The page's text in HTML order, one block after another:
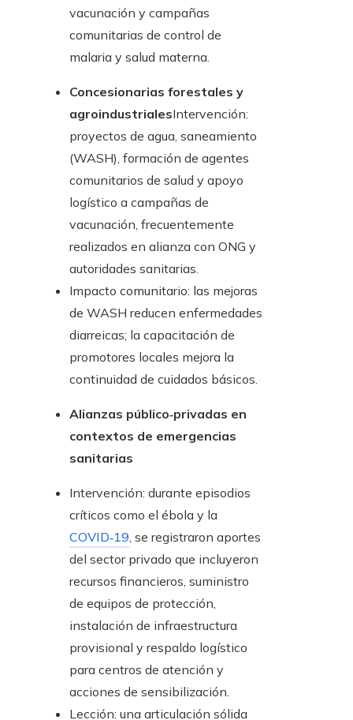
vacunación y campañas
comunitarias de control de
malaria y salud materna.
Concesionarias forestales y
agroindustrialesIntervención:
proyectos de agua, saneamiento
(WASH), formación de agentes
comunitarios de salud y apoyo
logístico a campañas de
vacunación, frecuentemente
realizados en alianza con ONG y
autoridades sanitarias.
Impacto comunitario: las mejoras
de WASH reducen enfermedades
diarreicas; la capacitación de
promotores locales mejora la
continuidad de cuidados básicos.
Alianzas público‑privadas en
contextos de emergencias
sanitarias
Intervención: durante episodios
críticos como el ébola y la
COVID‑19, se registraron aportes
del sector privado que incluyeron
recursos financieros, suministro
de equipos de protección,
instalación de infraestructura
provisional y respaldo logístico
para centros de atención y
acciones de sensibilización.
Lección: una articulación sólida